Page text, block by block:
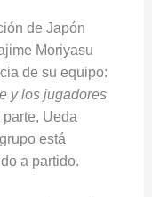
de Japón
Moriyasu
de su equipo:
y los jugadores
parte, Ueda
está
a partido.